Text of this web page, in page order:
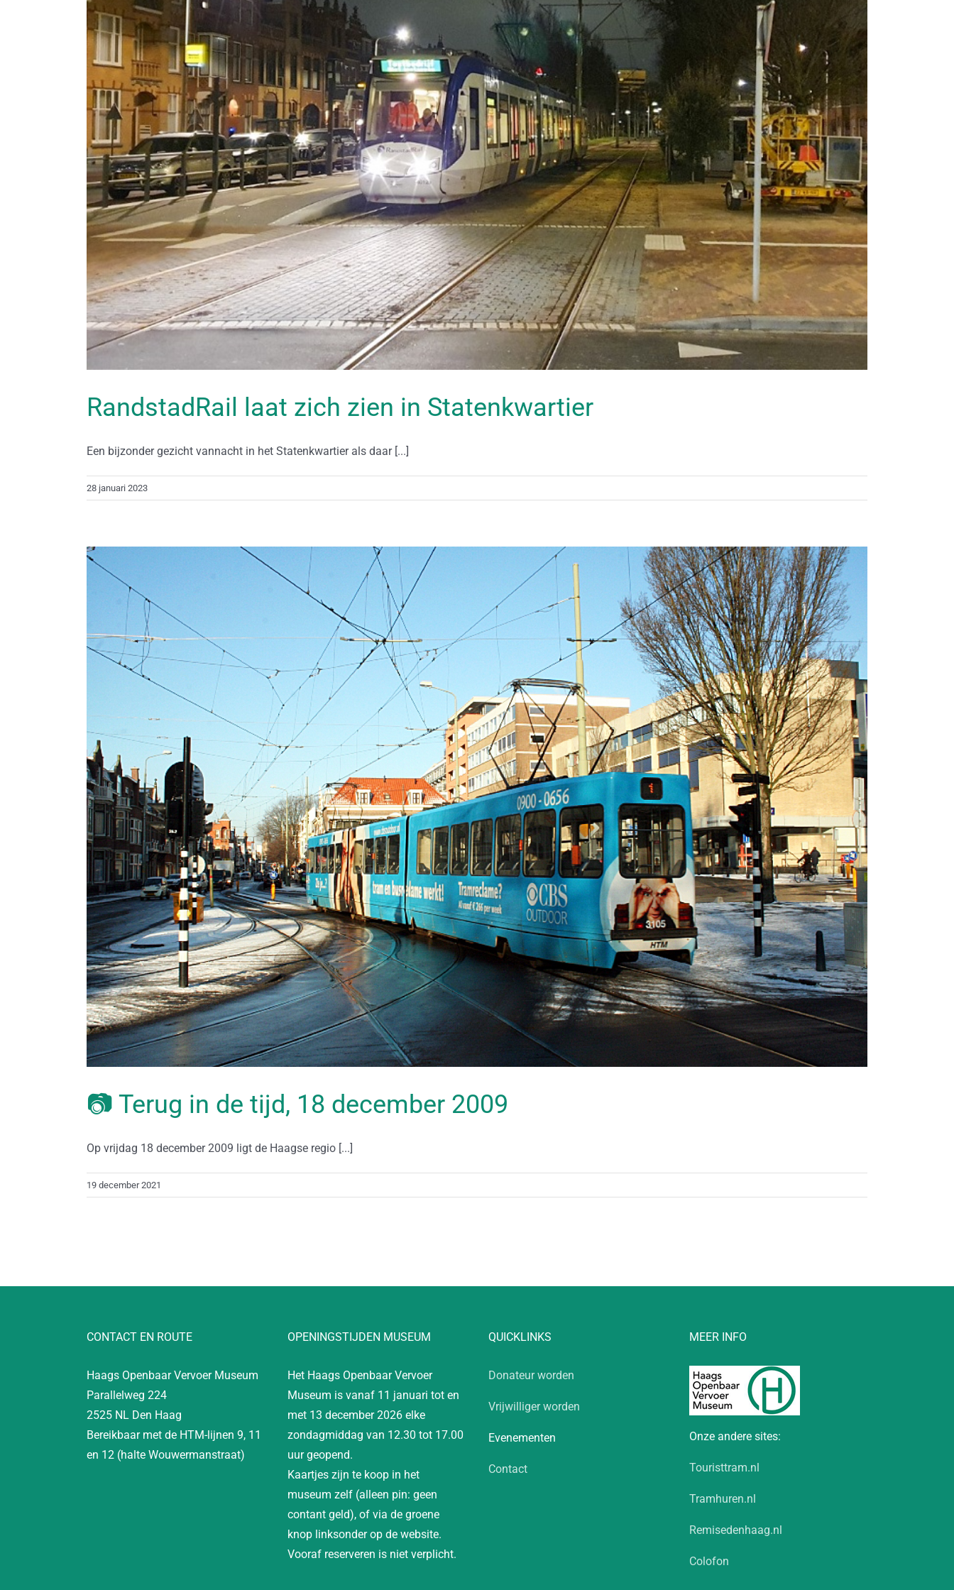
RandstadRail laat zich zien in Statenkwartier
Een bijzonder gezicht vannacht in het Statenkwartier als daar [...]
28 januari 2023
📷 Terug in de tijd, 18 december 2009
Op vrijdag 18 december 2009 ligt de Haagse regio [...]
19 december 2021
CONTACT EN ROUTE
Haags Openbaar Vervoer Museum
Parallelweg 224
2525 NL Den Haag
Bereikbaar met de HTM-lijnen 9, 11
en 12 (halte Wouwermanstraat)
OPENINGSTIJDEN MUSEUM
Het Haags Openbaar Vervoer
Museum is vanaf 11 januari tot en
met 13 december 2026 elke
zondagmiddag van 12.30 tot 17.00
uur geopend.
Kaartjes zijn te koop in het
museum zelf (alleen pin: geen
contant geld), of via de groene
knop linksonder op de website.
Vooraf reserveren is niet verplicht.
QUICKLINKS
Donateur worden
Vrijwilliger worden
Evenementen
Contact
MEER INFO
Onze andere sites:
Touristtram.nl
Tramhuren.nl
Remisedenhaag.nl
Colofon